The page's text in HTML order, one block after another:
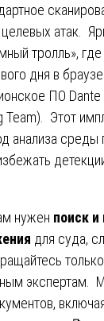
атак.
тролль»,
дня в
ПО Dante
Этот
анализа
нужен поиск
для суда,
экспертам.